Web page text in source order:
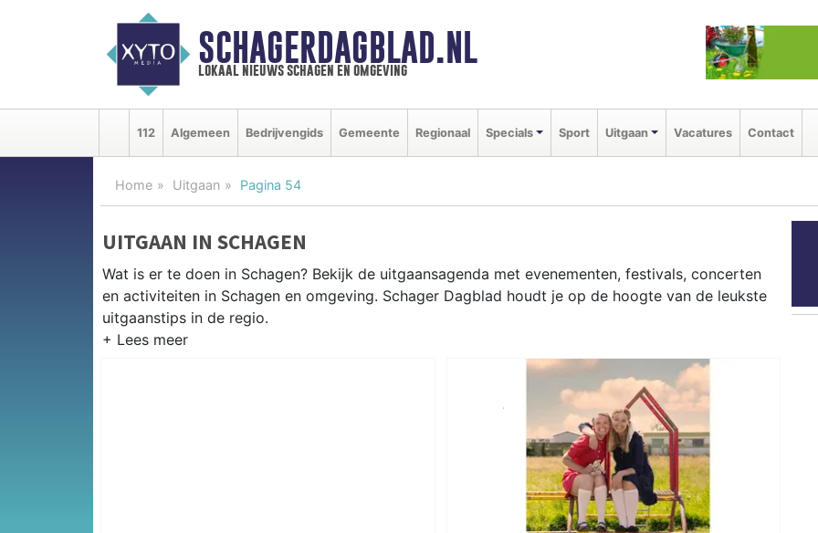
SCHAGERDAGBLAD.NL
lokaal nieuws schagen en omgeving
112 Algemeen Bedrijvengids Gemeente Regionaal Specials Sport Uitgaan Vacatures Contact
Home Uitgaan Pagina 54
UITGAAN IN SCHAGEN
Wat is er te doen in Schagen? Bekijk de uitgaansagenda met evenementen, festivals, concerten
en activiteiten in Schagen en omgeving. Schager Dagblad houdt je op de hoogte van de leukste
uitgaanstips in de regio.
Van markten en culturele evenementen tot muziekfestivals en culinaire events - ontdek het